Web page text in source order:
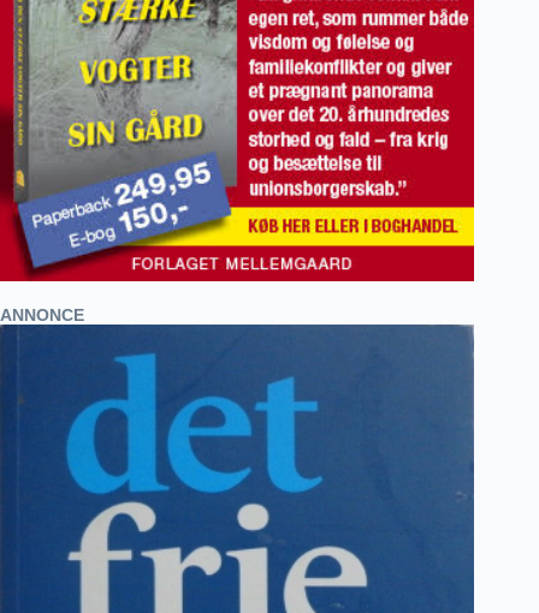
ANNONCE